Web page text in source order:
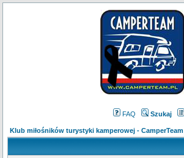
FAQ Szukaj
Klub miłośników turystyki kamperowej - CamperTeam